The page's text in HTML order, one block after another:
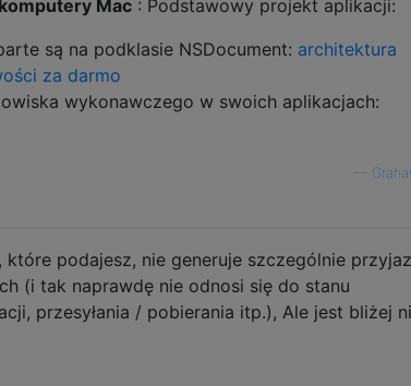
Mac : Podstawowy projekt aplikacji:
są na podklasie NSDocument: architektura
za darmo
wykonawczego w swoich aplikacjach:
które podajesz, nie generuje szczególnie
(i tak naprawdę nie odnosi się do stanu
przesyłania / pobierania itp.), Ale jest bliżej